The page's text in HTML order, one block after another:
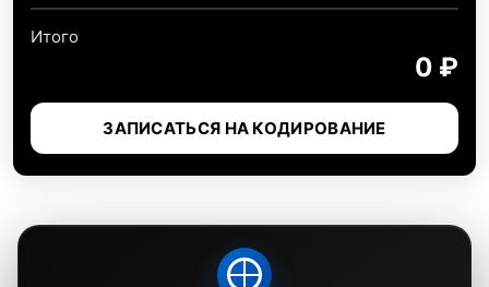
Итого
0 ₽
ЗАПИСАТЬСЯ НА КОДИРОВАНИЕ